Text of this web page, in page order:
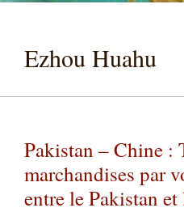
Ezhou Huahu
Pakistan – Chine :
marchandises par
entre le Pakistan